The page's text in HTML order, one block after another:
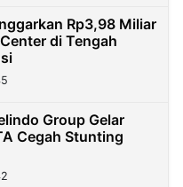
Rp3,98 Miliar
di Tengah
Group Gelar
Cegah Stunting